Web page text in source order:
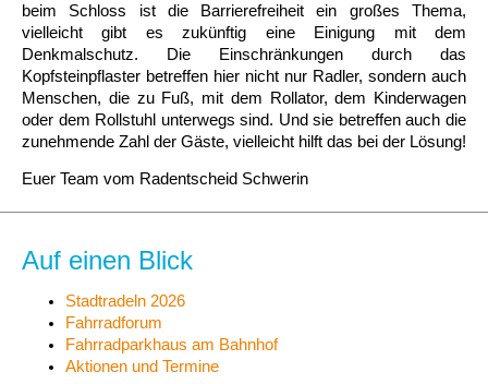
beim Schloss ist die Barrierefreiheit ein großes Thema,
vielleicht gibt es zukünftig eine Einigung mit dem
Denkmalschutz. Die Einschränkungen durch das
Kopfsteinpflaster betreffen hier nicht nur Radler, sondern auch
Menschen, die zu Fuß, mit dem Rollator, dem Kinderwagen
oder dem Rollstuhl unterwegs sind. Und sie betreffen auch die
zunehmende Zahl der Gäste, vielleicht hilft das bei der Lösung!
Euer Team vom Radentscheid Schwerin
Auf einen Blick
Stadtradeln 2026
Fahrradforum
Fahrradparkhaus am Bahnhof
Aktionen und Termine